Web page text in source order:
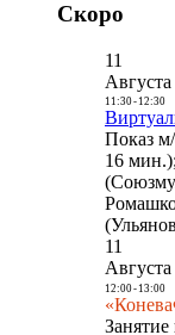
Скоро
11
Августа
11:30- 12:30
Показ
16
11
Августа
12:00- 13:00